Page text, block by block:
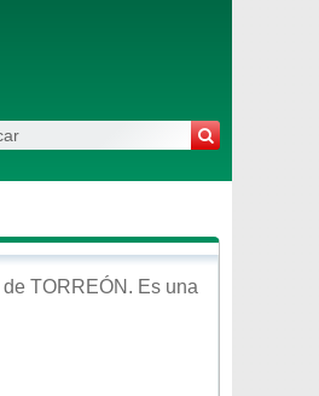
de TORREÓN . Es una